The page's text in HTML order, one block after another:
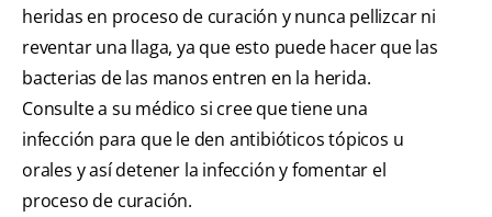
heridas en proceso de curación y nunca pellizcar ni
reventar una llaga, ya que esto puede hacer que las
bacterias de las manos entren en la herida.
Consulte a su médico si cree que tiene una
infección para que le den antibióticos tópicos u
orales y así detener la infección y fomentar el
proceso de curación.